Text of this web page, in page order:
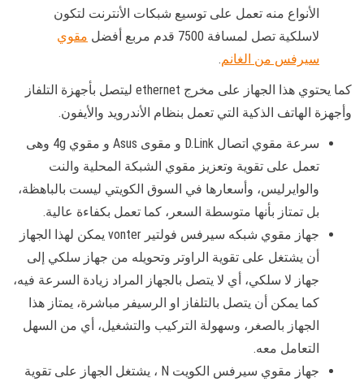
الأنواع منه تعمل على توسيع شبكات الأنترنت لتكون
لاسلكية تصل لمسافة 7500 قدم مربع أفضل
مقوي
سيرفس من الغانم.
كما يحتوي هذا الجهاز على مخرج ethernet ليتصل بأجهزة التلفاز
وأجهزة الهاتف الذكية التي تعمل بنظام الأندرويد والأيفون.
سرعة مقوي اتصال D.Link و مقوى Asus و مقوي 4g وهى
تعمل على تقوية وتعزيز مقوي الشبكة المحلية والنت
والوايرليس، وأسعارها في السوق الكويتي ليست بالباهظة،
بل تمتاز بأنها متوسطة السعر، كما تعمل بكفاءة عالية.
جهاز مقوي شبكه سيرفس فولتير vonter يمكن لهذا الجهاز
أن يشتغل على تقوية الراوتر وتحويله من جهاز سلكي إلى
جهاز لا سلكي، أي لا يتصل بالجهاز المراد زيادة السرعة فيه،
كما يمكن أن يتصل بالتلفاز او الرسيفر مباشرة، يمتاز هذا
الجهاز بالصغر، وسهولة التركيب والتشغيل، أي من السهل
التعامل معه.
جهاز مقوي سيرفس الكويت N ، يشتغل الجهاز على تقوية